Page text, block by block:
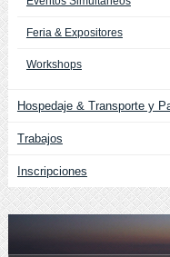
Feria & Expositores
Workshops
Hospedaje & Transporte y
Trabajos
Inscripciones